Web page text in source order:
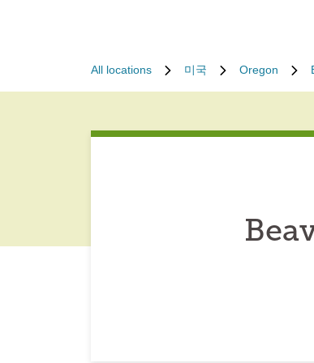
All locations 미국 Oregon